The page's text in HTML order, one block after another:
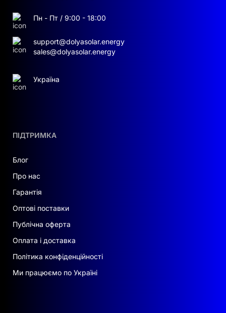
ПІДТРИМКА
Блог
Про нас
Гарантія
Оптові поставки
Публічна оферта
Оплата і доставка
Політика конфіденційності
Ми працюємо по Україні
Пн - Пт / 9:00 - 18:00
support@dolyasolar.energy
sales@dolyasolar.energy
Україна